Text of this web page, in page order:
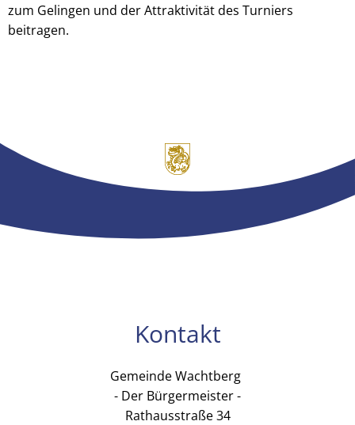
zum Gelingen und der Attraktivität des Turniers
beitragen.
Kontakt
Gemeinde Wachtberg
- Der Bürgermeister -
Rathausstraße 34